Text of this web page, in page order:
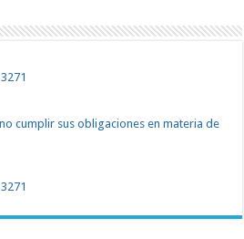
cumplir sus obligaciones en materia de